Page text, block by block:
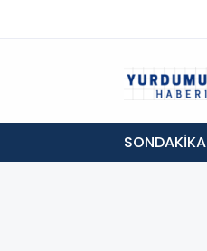
SONDAKİKA
gözaltına alındı!